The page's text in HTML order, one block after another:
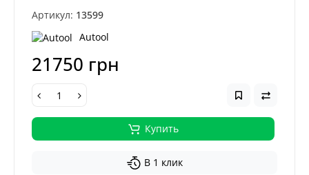
Артикул: 13599
Autool
21750 грн
Купить
В 1 клик